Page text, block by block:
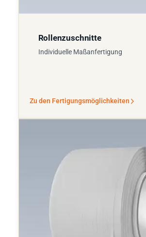
Rollenzuschnitte
Individuelle Maßanfertigung
Zu den Fertigungsmöglichkeiten